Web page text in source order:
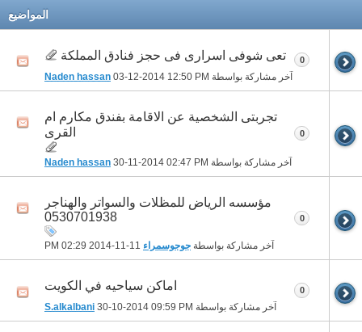
المواضيع
تعى شوفى اسرارى فى حجز فنادق المملكة
آخر مشاركة بواسطة Naden hassan 03-12-2014 12:50 PM
0
تجربتى الشخصية عن الاقامة بفندق مكارم ام
القرى
آخر مشاركة بواسطة Naden hassan 30-11-2014 02:47 PM
0
مؤسسه الرياض للمظلات والسواتر والهناجر
0530701938
آخر مشاركة بواسطة جوجوسمراء 02:29 PM
0
اماكن سياحيه في الكويت
آخر مشاركة بواسطة S.alkalbani 30-10-2014 09:59 PM
0